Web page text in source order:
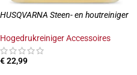
HUSQVARNA Steen- en houtreiniger
Hogedrukreiniger Accessoires
€22,99